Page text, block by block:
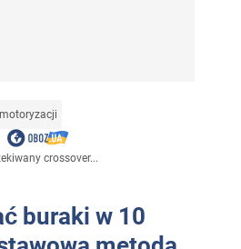
crossover...
buraki w 10